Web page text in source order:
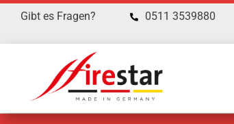
springen
Gibt es Fragen? 0511 3539880